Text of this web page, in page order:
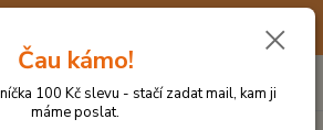
MÁME DOVOLENOU ☀️ OBJEDNÁVKY
za0 Kč
Čau kámo!
100 Kč slevu - stačí zadat mail, kam ji
máme poslat.